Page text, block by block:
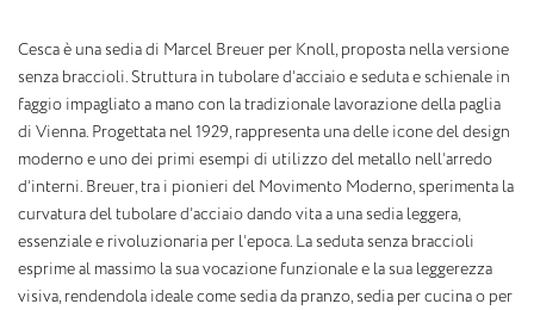
Cesca è una sedia di Marcel Breuer per Knoll, proposta nella versione
senza braccioli. Struttura in tubolare d’acciaio e seduta e schienale in
faggio impagliato a mano con la tradizionale lavorazione della paglia
di Vienna. Progettata nel 1929, rappresenta una delle icone del design
moderno e uno dei primi esempi di utilizzo del metallo nell’arredo
d’interni. Breuer, tra i pionieri del Movimento Moderno, sperimenta la
curvatura del tubolare d’acciaio dando vita a una sedia leggera,
essenziale e rivoluzionaria per l’epoca. La seduta senza braccioli
esprime al massimo la sua vocazione funzionale e la sua leggerezza
visiva, rendendola ideale come sedia da pranzo, sedia per cucina o per